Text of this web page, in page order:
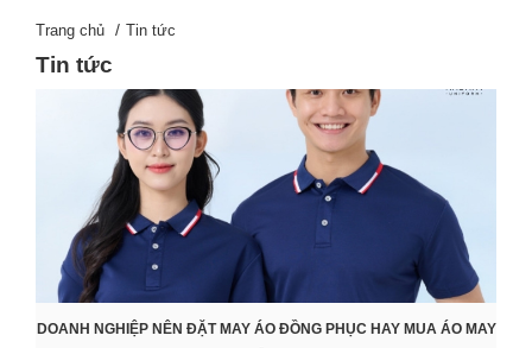
Trang chủ Tin tức
Tin tức
DOANH NGHIỆP NÊN ĐẶT MAY ÁO ĐỒNG PHỤC HAY MUA ÁO MAY